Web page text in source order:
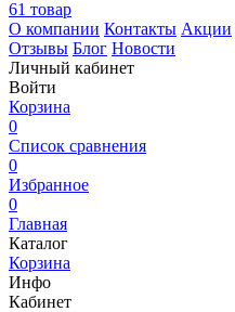
61 товар
О компании Контакты Акции
Отзывы Блог Новости
Личный кабинет
Войти
Корзина
0
Список сравнения
0
Избранное
0
Главная
Каталог
Корзина
Инфо
Кабинет